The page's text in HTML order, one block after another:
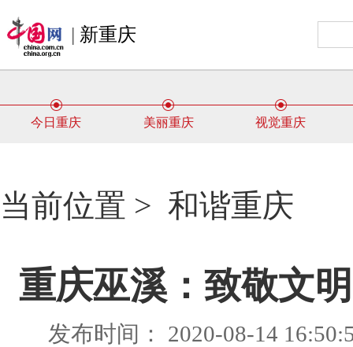
| 新重庆
今日重庆 美丽重庆 视觉重庆
当前位置 > 和谐重庆
重庆巫溪：致敬文
发布时间： 2020-08-14